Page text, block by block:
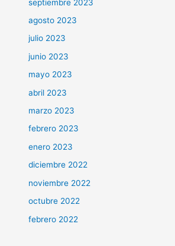
septiembre 2023
agosto 2023
julio 2023
junio 2023
mayo 2023
abril 2023
marzo 2023
febrero 2023
enero 2023
diciembre 2022
noviembre 2022
octubre 2022
febrero 2022